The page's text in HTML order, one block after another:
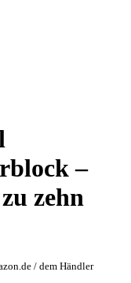
–
zehn
/ dem Händler